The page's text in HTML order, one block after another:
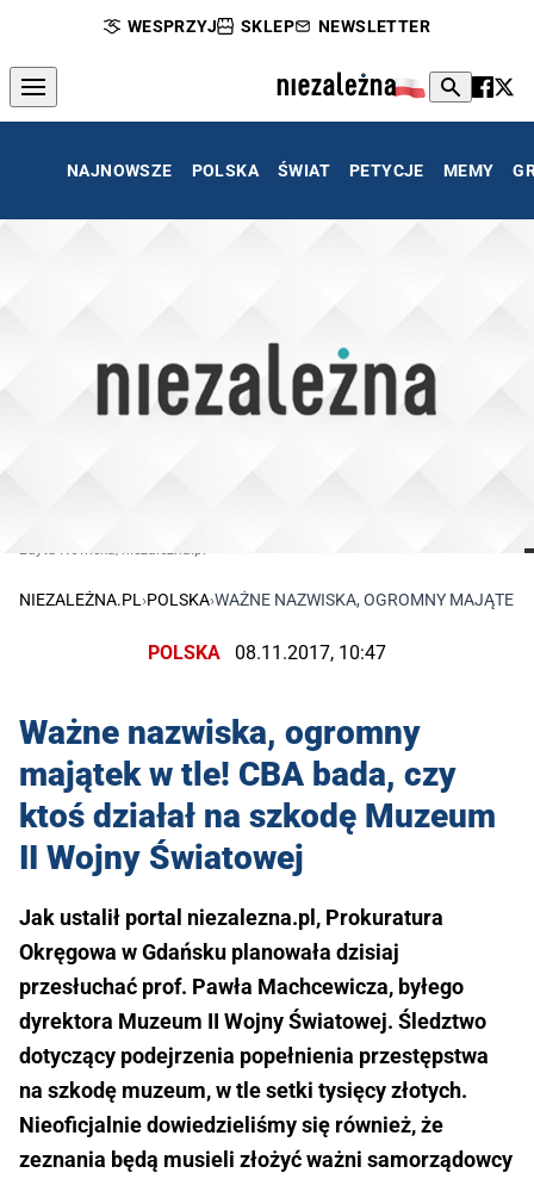
WESPRZYJ SKLEP NEWSLETTER
NAJNOWSZE POLSKA ŚWIAT PETYCJE MEMY
NIEZALEŻNA.PL ›POLSKA›WAŻNE NAZWISKA, OGROMNY MAJĄTEK
POLSKA 08.11.2017, 10:47
Ważne nazwiska, ogromny
majątek w tle! CBA bada, czy
ktoś działał na szkodę Muzeum
II Wojny Światowej
Jak ustalił portal niezalezna.pl, Prokuratura
Okręgowa w Gdańsku planowała dzisiaj
przesłuchać prof. Pawła Machcewicza, byłego
dyrektora Muzeum II Wojny Światowej. Śledztwo
dotyczący podejrzenia popełnienia przestępstwa
na szkodę muzeum, w tle setki tysięcy złotych.
Nieoficjalnie dowiedzieliśmy się również, że
zeznania będą musieli złożyć ważni samorządowcy